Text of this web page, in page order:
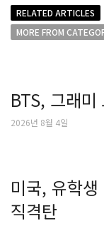
RELATED ARTICLES
MORE FROM
BTS, 그래
2026년 8월 4일
미국, 유학
직격탄